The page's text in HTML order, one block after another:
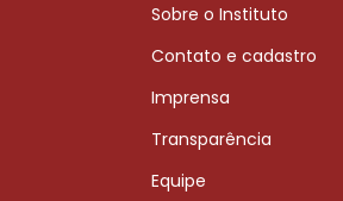
Sobre o Instituto
Contato e cadastro
Imprensa
Transparência
Equipe